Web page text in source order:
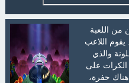
من اللعبة
يقوم اللاعب
والذي
الكرات على
حفرة،